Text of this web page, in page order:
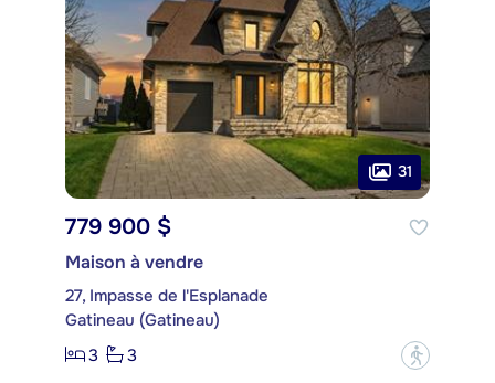
31
779 900 $
Maison à vendre
27, Impasse de l'Esplanade
Gatineau (Gatineau)
3
3 ?